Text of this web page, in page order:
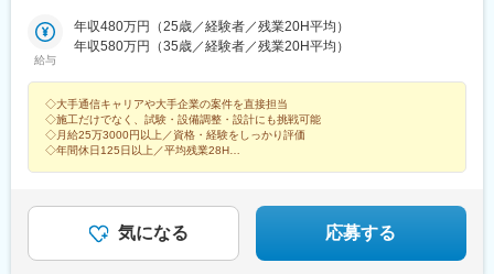
各拠点受動喫煙防止対策あり
(福岡県)、宮城野通駅、中ふ頭駅
給与
年収480万円（25歳／経験者／残業20H平均）
年収580万円（35歳／経験者／残業20H平均）
◇大手通信キャリアや大手企業の案件を直接担当
◇施工だけでなく、試験・設備調整・設計にも挑戦可能
◇月給25万3000円以上／資格・経験をしっかり評価
◇年間休日125日以上／平均残業28H
気になる 応募する